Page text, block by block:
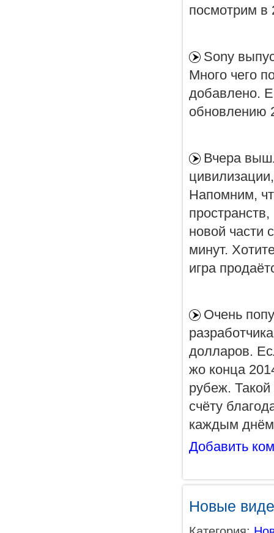
посмотрим в
Sony
Много чего
добавлено.
обновлению
Вчера
Напомним,
пространств,
новой части
минут.
игра
Очень
долларов.
жо конца
рубеж.
счёту
каждым днём
Добавить
Новые